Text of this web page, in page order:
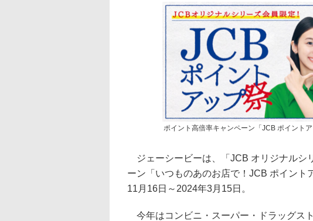
ポイント高倍率キャンペーン「JCB ポイント
ジェーシービーは、「JCB オリジナルシ
ーン「いつものあのお店で！JCB ポイント
11月16日～2024年3月15日。
今年はコンビニ・スーパー・ドラッグス